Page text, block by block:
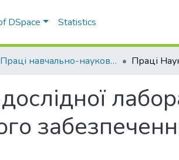
DSpace Statistics
Праці навчально-наукового експертно-криміналістичного інституту (ННІ №2)